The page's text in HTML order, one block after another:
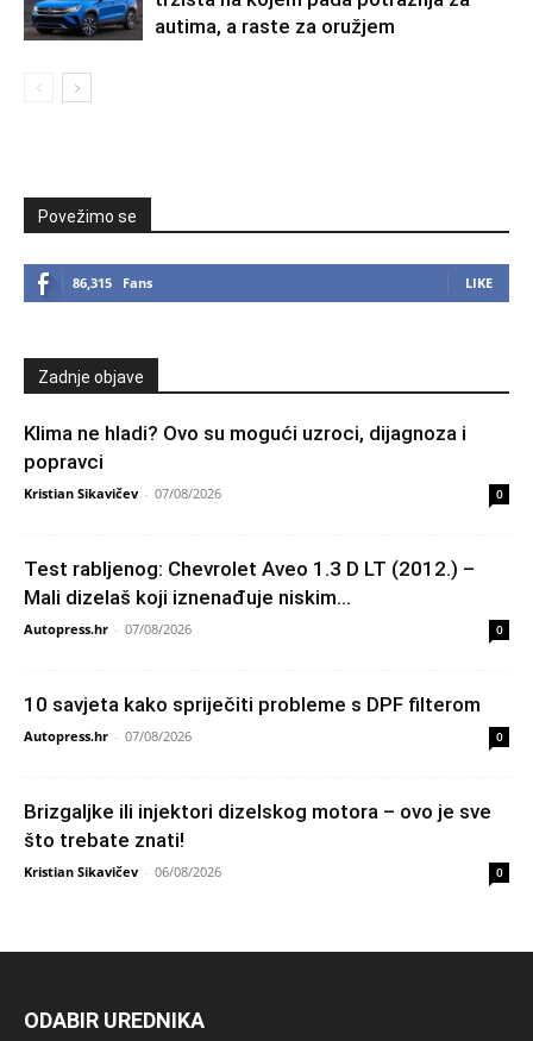
autima, a raste za oružjem
Povežimo se
86,315 Fans LIKE
Zadnje objave
Klima ne hladi? Ovo su mogući uzroci, dijagnoza i
popravci
Kristian Sikavičev - 07/08/2026 0
Test rabljenog: Chevrolet Aveo 1.3 D LT (2012.) –
Mali dizelaš koji iznenađuje niskim...
Autopress.hr - 07/08/2026 0
10 savjeta kako spriječiti probleme s DPF filterom
Autopress.hr - 07/08/2026 0
Brizgaljke ili injektori dizelskog motora – ovo je sve
što trebate znati!
Kristian Sikavičev - 06/08/2026 0
ODABIR UREDNIKA